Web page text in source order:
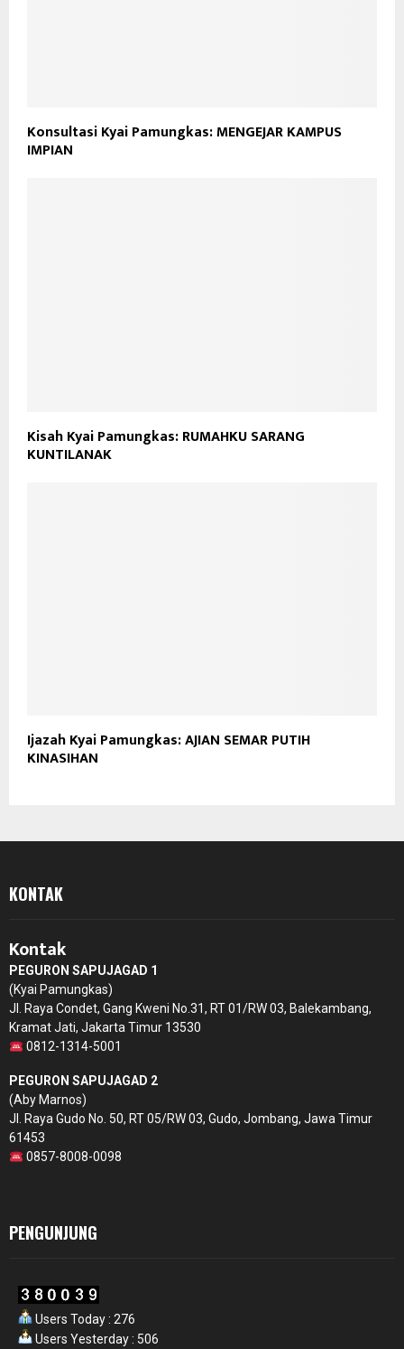
Konsultasi Kyai Pamungkas: MENGEJAR KAMPUS
IMPIAN
Kisah Kyai Pamungkas: RUMAHKU SARANG
KUNTILANAK
Ijazah Kyai Pamungkas: AJIAN SEMAR PUTIH
KINASIHAN
KONTAK
Kontak
PEGURON SAPUJAGAD 1
(Kyai Pamungkas)
Jl. Raya Condet, Gang Kweni No.31, RT 01/RW 03, Balekambang,
Kramat Jati, Jakarta Timur 13530
0812-1314-5001
PEGURON SAPUJAGAD 2
(Aby Marnos)
Jl. Raya Gudo No. 50, RT 05/RW 03, Gudo, Jombang, Jawa Timur
61453
0857-8008-0098
PENGUNJUNG
Users Today : 276
Users Yesterday : 506